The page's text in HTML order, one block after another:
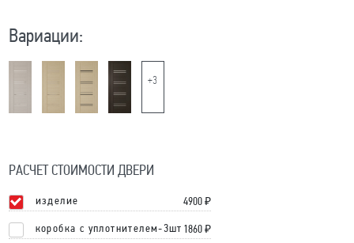
Вариации:
+3
РАСЧЕТ СТОИМОСТИ ДВЕРИ
изделие 4900₽
коробка с уплотнителем-3шт 1860 ₽